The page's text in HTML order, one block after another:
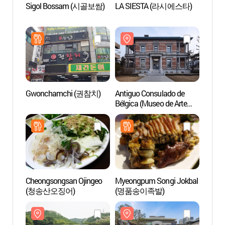
Sigol Bossam (시골보쌈) LA SIESTA (라시에스타)
Gwonchamchi (권참치)
Antiguo Consulado de
Bélgica (Museo de Arte
Nam Seoul [SeMA]) (서울
구 벨기에영사관(현,
서울시립미술관
남서울생활미술관))
Cheongsongsan Ojingeo
(청송산오징어)
Myeongpum Songi Jokbal
(명품송이족발)